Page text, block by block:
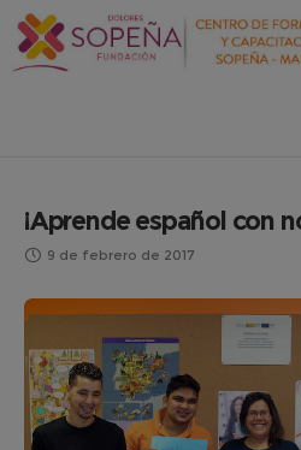
¡Aprende español con
9 de febrero de 2017